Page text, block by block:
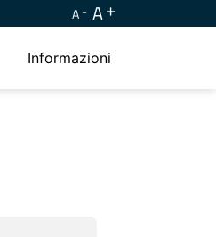
A A
Informazioni